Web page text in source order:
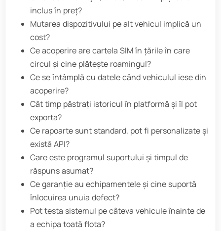
inclus în preț?
Mutarea dispozitivului pe alt vehicul implică un
cost?
Ce acoperire are cartela SIM în țările în care
circul și cine plătește roamingul?
Ce se întâmplă cu datele când vehiculul iese din
acoperire?
Cât timp păstrați istoricul în platformă și îl pot
exporta?
Ce rapoarte sunt standard, pot fi personalizate și
există API?
Care este programul suportului și timpul de
răspuns asumat?
Ce garanție au echipamentele și cine suportă
înlocuirea unuia defect?
Pot testa sistemul pe câteva vehicule înainte de
a echipa toată flota?